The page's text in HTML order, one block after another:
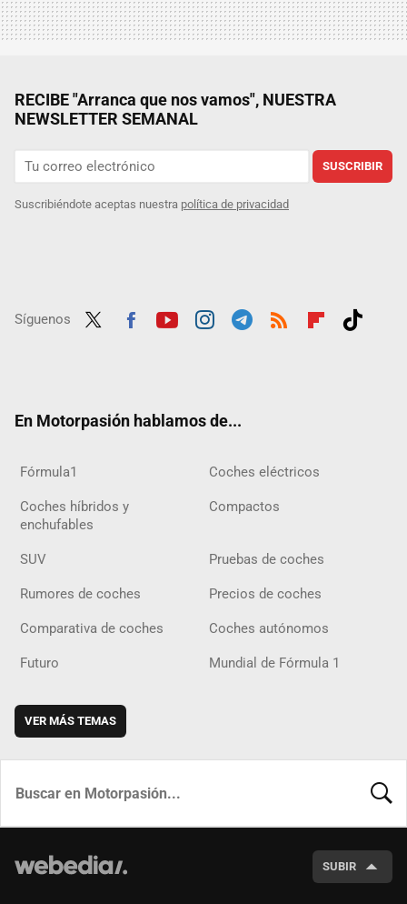
RECIBE "Arranca que nos vamos", NUESTRA
NEWSLETTER SEMANAL
SUSCRIBIR
Suscribiéndote aceptas nuestra política de privacidad
Síguenos
En Motorpasión hablamos de...
Fórmula1 Coches eléctricos
Coches híbridos y
enchufables
Compactos
SUV Pruebas de coches
Rumores de coches Precios de coches
Comparativa de coches Coches autónomos
Futuro Mundial de Fórmula 1
VER MÁS TEMAS
SUBIR